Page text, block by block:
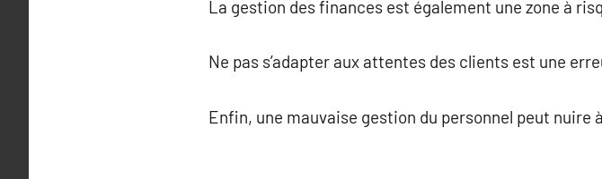
La gestion des finances est également une zone à
Ne pas s’adapter aux attentes des clients est une
Enfin, une mauvaise gestion du personnel peut nuire